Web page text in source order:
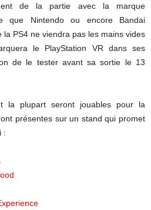
de la partie avec la marque
que Nintendo ou encore Bandai
la PS4 ne viendra pas les mains vides
le PlayStation VR dans ses
de le tester avant sa sortie le 13
la plupart seront jouables pour la
présentes sur un stand qui promet
: